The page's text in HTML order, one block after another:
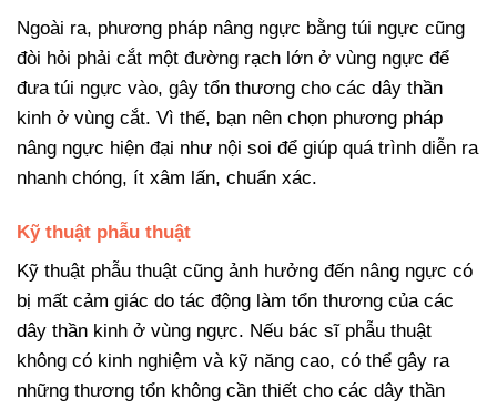
Ngoài ra, phương pháp nâng ngực bằng túi ngực cũng
đòi hỏi phải cắt một đường rạch lớn ở vùng ngực để
đưa túi ngực vào, gây tổn thương cho các dây thần
kinh ở vùng cắt. Vì thế, bạn nên chọn phương pháp
nâng ngực hiện đại như nội soi để giúp quá trình diễn ra
nhanh chóng, ít xâm lấn, chuẩn xác.
Kỹ thuật phẫu thuật
Kỹ thuật phẫu thuật cũng ảnh hưởng đến nâng ngực có
bị mất cảm giác do tác động làm tổn thương của các
dây thần kinh ở vùng ngực. Nếu bác sĩ phẫu thuật
không có kinh nghiệm và kỹ năng cao, có thể gây ra
những thương tổn không cần thiết cho các dây thần